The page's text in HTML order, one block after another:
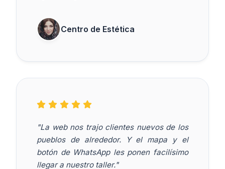
Centro de Estética
"La web nos trajo clientes nuevos de los
pueblos de alrededor. Y el mapa y el
botón de WhatsApp les ponen facilísimo
llegar a nuestro taller."